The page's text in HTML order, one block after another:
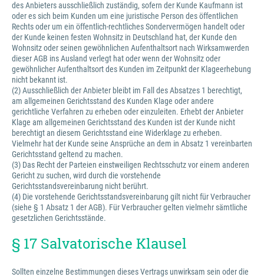
des Anbieters ausschließlich zuständig, sofern der Kunde Kaufmann ist
oder es sich beim Kunden um eine juristische Person des öffentlichen
Rechts oder um ein öffentlich-rechtliches Sondervermögen handelt oder
der Kunde keinen festen Wohnsitz in Deutschland hat, der Kunde den
Wohnsitz oder seinen gewöhnlichen Aufenthaltsort nach Wirksamwerden
dieser AGB ins Ausland verlegt hat oder wenn der Wohnsitz oder
gewöhnlicher Aufenthaltsort des Kunden im Zeitpunkt der Klageerhebung
nicht bekannt ist.
(2) Ausschließlich der Anbieter bleibt im Fall des Absatzes 1 berechtigt,
am allgemeinen Gerichtsstand des Kunden Klage oder andere
gerichtliche Verfahren zu erheben oder einzuleiten. Erhebt der Anbieter
Klage am allgemeinen Gerichtsstand des Kunden ist der Kunde nicht
berechtigt an diesem Gerichtsstand eine Widerklage zu erheben.
Vielmehr hat der Kunde seine Ansprüche an dem in Absatz 1 vereinbarten
Gerichtsstand geltend zu machen.
(3) Das Recht der Parteien einstweiligen Rechtsschutz vor einem anderen
Gericht zu suchen, wird durch die vorstehende
Gerichtsstandsvereinbarung nicht berührt.
(4) Die vorstehende Gerichtsstandsvereinbarung gilt nicht für Verbraucher
(siehe § 1 Absatz 1 der AGB). Für Verbraucher gelten vielmehr sämtliche
gesetzlichen Gerichtsstände.
§ 17 Salvatorische Klausel
Sollten einzelne Bestimmungen dieses Vertrags unwirksam sein oder die